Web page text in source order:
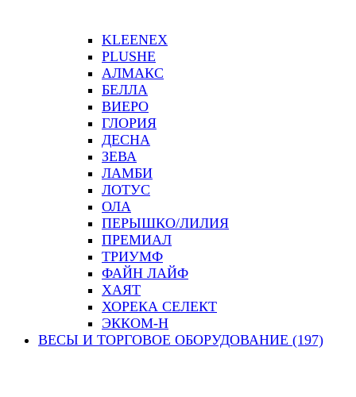
KLEENEX
PLUSHE
АЛМАКС
БЕЛЛА
ВИЕРО
ГЛОРИЯ
ДЕСНА
ЗЕВА
ЛАМБИ
ЛОТУС
ОЛА
ПЕРЫШКО/ЛИЛИЯ
ПРЕМИАЛ
ТРИУМФ
ФАЙН ЛАЙФ
ХАЯТ
ХОРЕКА СЕЛЕКТ
ЭККОМ-Н
ВЕСЫ И ТОРГОВОЕ ОБОРУДОВАНИЕ (197)